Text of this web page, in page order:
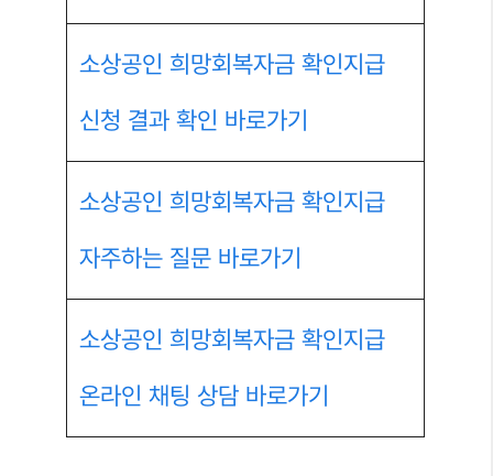
소상공인 희망회복자금 확인지급
신청 결과 확인 바로가기
소상공인 희망회복자금 확인지급
자주하는 질문 바로가기
소상공인 희망회복자금 확인지급
온라인 채팅 상담 바로가기